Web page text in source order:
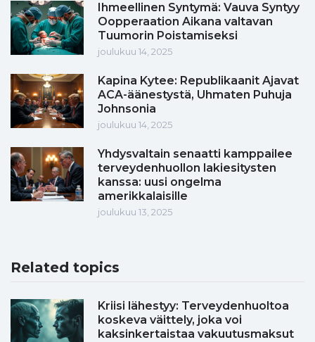
Ihmeellinen Syntymä: Vauva Syntyy
Oopperaation Aikana valtavan
Tuumorin Poistamiseksi
joulukuu 14, 2025
Kapina Kytee: Republikaanit Ajavat
ACA-äänestystä, Uhmaten Puhuja
Johnsonia
joulukuu 14, 2025
Yhdysvaltain senaatti kamppailee
terveydenhuollon lakiesitysten
kanssa: uusi ongelma
amerikkalaisille
joulukuu 13, 2025
Related topics
Kriisi lähestyy: Terveydenhuoltoa
koskeva väittely, joka voi
kaksinkertaistaa vakuutusmaksut